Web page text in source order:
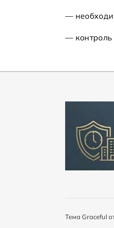
—
— контроль
Тема Graceful